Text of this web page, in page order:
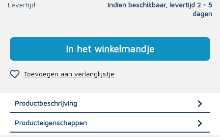
Levertijd
Indien beschikbaar, levertijd 2 - 5
dagen
In het winkelmandje
Toevoegen aan verlanglijstje
Productbeschrijving
Producteigenschappen